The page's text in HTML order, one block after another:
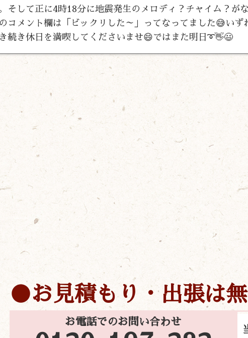
そして正に4時18分に地震発生のメロディ？チャイム？がな
コメント欄は「ビックリした～」ってなってました😅いず
続き休日を満喫してくださいませ😄ではまた明日➰👋😃
お見積もり・出張は無
お電話でのお問い合わせ